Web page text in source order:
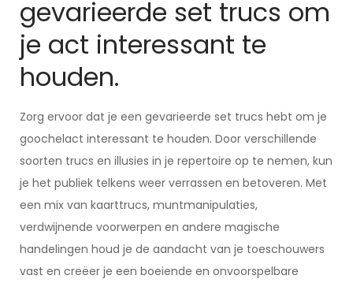
gevarieerde set trucs om
je act interessant te
houden.
Zorg ervoor dat je een gevarieerde set trucs hebt om je
goochelact interessant te houden. Door verschillende
soorten trucs en illusies in je repertoire op te nemen, kun
je het publiek telkens weer verrassen en betoveren. Met
een mix van kaarttrucs, muntmanipulaties,
verdwijnende voorwerpen en andere magische
handelingen houd je de aandacht van je toeschouwers
vast en creëer je een boeiende en onvoorspelbare